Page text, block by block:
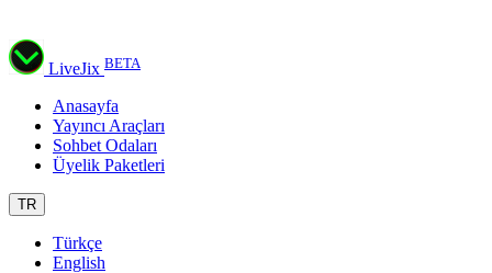
LiveJix BETA
Anasayfa
Yayıncı Araçları
Sohbet Odaları
Üyelik Paketleri
TR
Türkçe
English